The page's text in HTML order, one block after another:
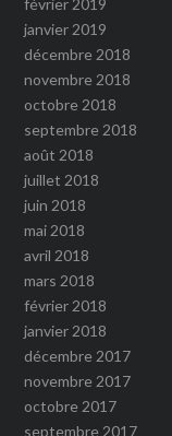
février 2019
janvier 2019
décembre 2018
novembre 2018
octobre 2018
septembre 2018
août 2018
juillet 2018
juin 2018
mai 2018
avril 2018
mars 2018
février 2018
janvier 2018
décembre 2017
novembre 2017
octobre 2017
septembre 2017